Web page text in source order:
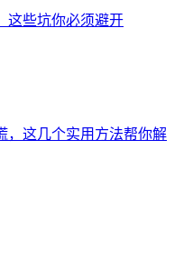
这些坑你必须避开
，这几个实用方法帮你解